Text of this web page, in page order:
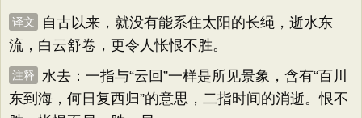
译文
自古以来，就没有能系住太阳的长绳，逝水东
流，白云舒卷，更令人怅恨不胜。
注释
水去：一指与“云回”一样是所见景象，含有“百川
东到海，何日复西归”的意思，二指时间的消逝。恨不